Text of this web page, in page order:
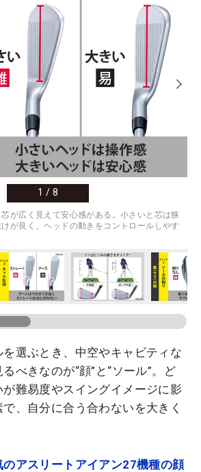
1 / 8
が広く見えて安心感がある。小さいと芯は狭
が良く、ヘッドの動きをコントロールしやす
選ぶとき、中空やキャビティな
べきなのが“顔”と“ソール”。ど
難易度やスイングイメージに影
、自分に合う合わないを大きく
のアスリートアイアン27機種の顔